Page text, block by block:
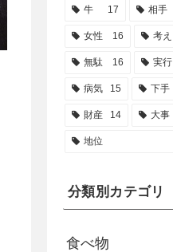
牛 17 相手
女性 16 考え
無駄 16 実行
病気 15 下手
財産 14 大事
地位
分類別カテゴリ
食べ物